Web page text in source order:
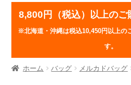
8,800円（税込）以上のご
※北海道・沖縄は税込10,450円以上の
す。
ホーム バッグ メルカドバッグ